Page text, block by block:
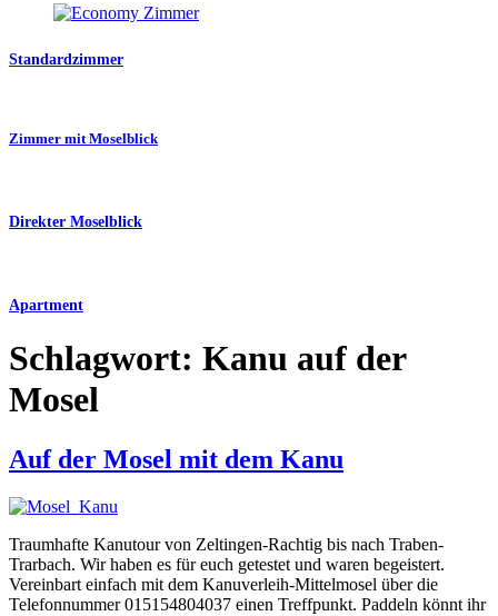
Standardzimmer
Zimmer mit Moselblick
Direkter Moselblick
Apartment
Schlagwort: Kanu auf der
Mosel
Auf der Mosel mit dem Kanu
Traumhafte Kanutour von Zeltingen-Rachtig bis nach Traben-
Trarbach. Wir haben es für euch getestet und waren begeistert.
Vereinbart einfach mit dem Kanuverleih-Mittelmosel über die
Telefonnummer 015154804037 einen Treffpunkt. Paddeln könnt ihr